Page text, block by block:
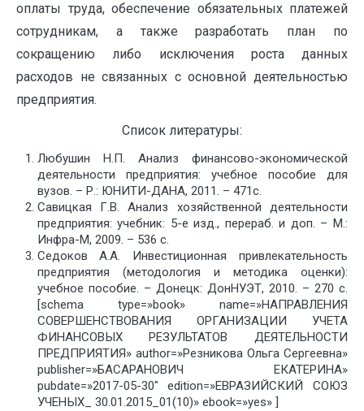
оплаты труда, обеспечение обязательных платежей
сотрудникам, а также разработать план по
сокращению либо исключения роста данных
расходов не связанных с основной деятельностью
предприятия.
Список литературы:
Любушин Н.П. Анализ финансово-экономической
деятельности предприятия: учебное пособие для
вузов. – Р.: ЮНИТИ-ДАНА, 2011. – 471с.
Савицкая Г.В. Анализ хозяйственной деятельности
предприятия: учебник: 5-е изд., перераб. и доп. – М.:
Инфра-М, 2009. – 536 с.
Седоков А.А. Инвестиционная привлекательность
предприятия (методология и методика оценки):
учебное пособие. – Донецк: ДонНУЭТ, 2010. – 270 с.
[schema type=»book» name=»НАПРАВЛЕНИЯ
СОВЕРШЕНСТВОВАНИЯ ОРГАНИЗАЦИИ УЧЕТА
ФИНАНСОВЫХ РЕЗУЛЬТАТОВ ДЕЯТЕЛЬНОСТИ
ПРЕДПРИЯТИЯ» author=»Резникова Ольга Сергеевна»
publisher=»БАСАРАНОВИЧ ЕКАТЕРИНА»
pubdate=»2017-05-30″ edition=»ЕВРАЗИЙСКИЙ СОЮЗ
УЧЕНЫХ_ 30.01.2015_01(10)» ebook=»yes» ]